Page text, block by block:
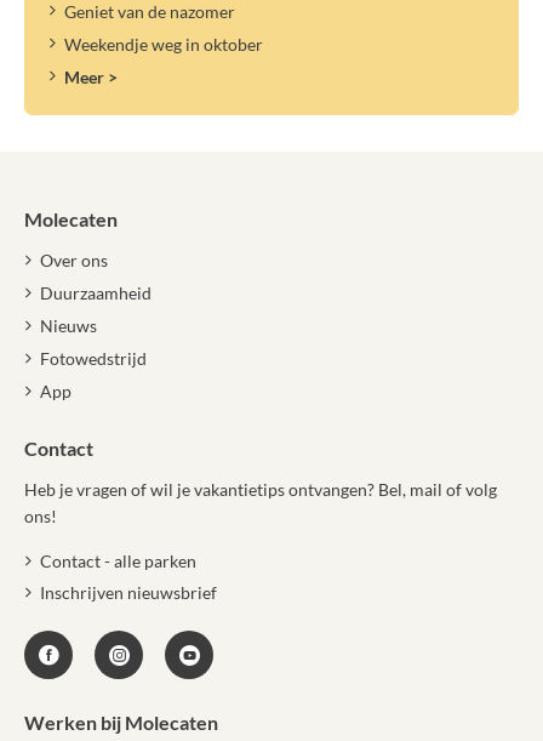
Geniet van de nazomer
Weekendje weg in oktober
Meer >
Molecaten
Over ons
Duurzaamheid
Nieuws
Fotowedstrijd
App
Contact
Heb je vragen of wil je vakantietips ontvangen? Bel, mail of volg
ons!
Contact - alle parken
Inschrijven nieuwsbrief
Werken bij Molecaten